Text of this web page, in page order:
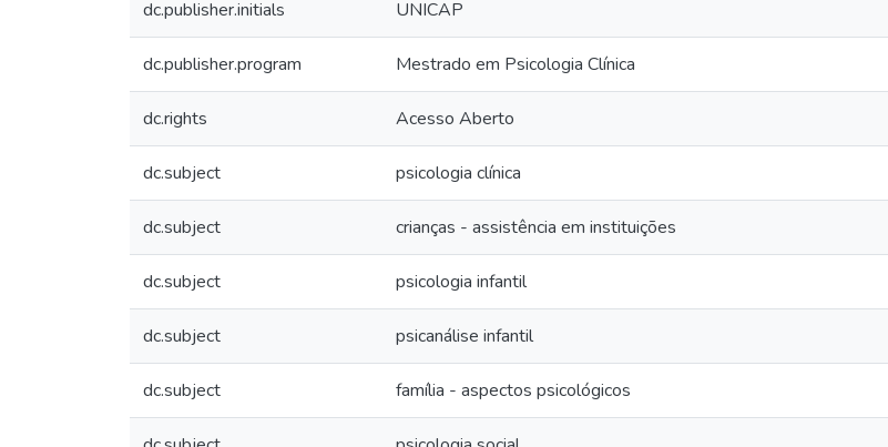
dc.publisher.initials UNICAP
dc.publisher.program Mestrado em Psicologia Clínica
dc.rights Acesso Aberto
dc.subject psicologia clínica
dc.subject crianças - assistência em instituições
dc.subject psicologia infantil
dc.subject psicanálise infantil
dc.subject família - aspectos psicológicos